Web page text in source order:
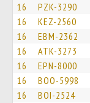
16 PZK-3290
16 KEZ-2560
16 EBM-2362
16 ATK-3273
16 EPN-8000
16 BOO-5998
16 BOI-2524